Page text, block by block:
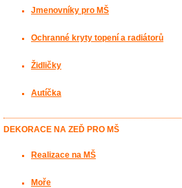
Jmenovníky pro MŠ
Ochranné kryty topení a radiátorů
Židličky
Autíčka
DEKORACE NA ZEĎ PRO MŠ
Realizace na MŠ
Moře